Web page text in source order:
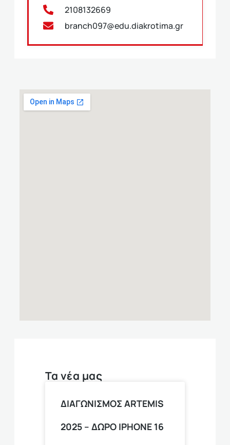
2108132669
branch097@edu.diakrotima.gr
Τα νέα μας
ΔΙΑΓΩΝΙΣΜΟΣ ARTEMIS
2025 – ΔΩΡΟ ΙPHONE 16